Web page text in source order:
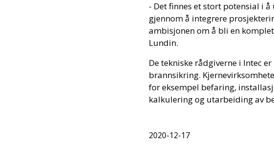
- Det finnes et stort potensial i
gjennom å integrere
ambisjonen om å bli en
Lundin.
De tekniske rådgiverne i Intec
brannsikring.
for eksempel befaring,
kalkulering og utarbeiding av
2020-12-17